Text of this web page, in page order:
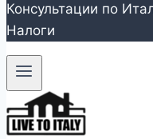
Консультации по
Налоги